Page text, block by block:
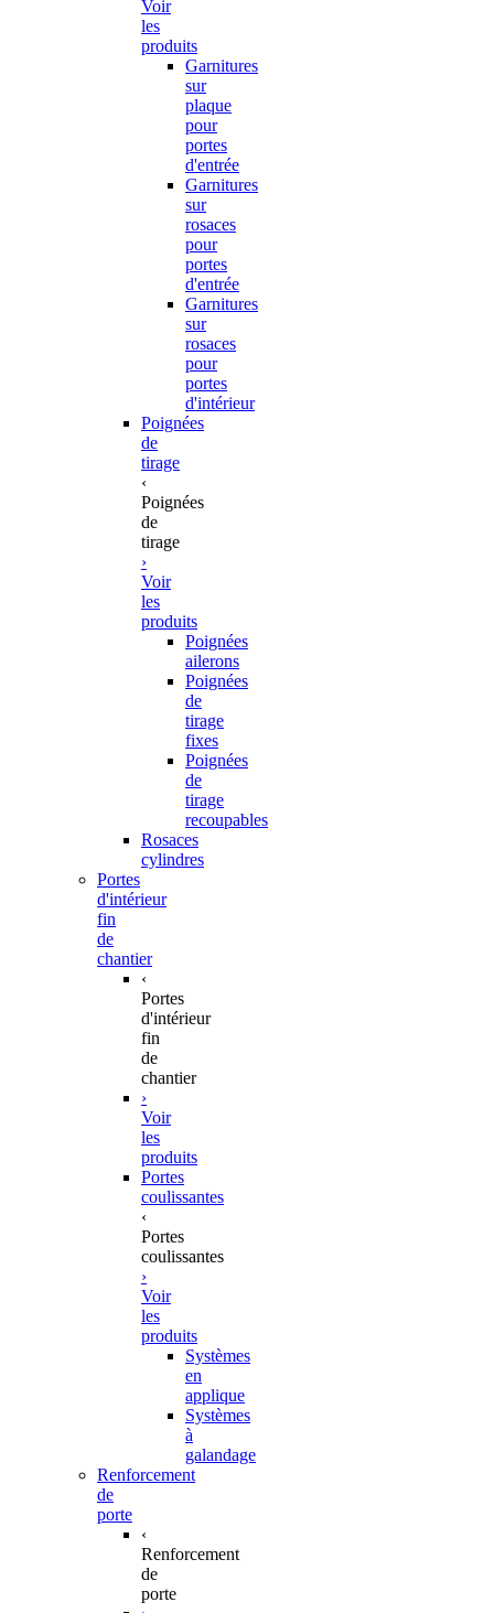
Voir
les
produits
Garnitures
sur
plaque
pour
portes
d'entrée
Garnitures
sur
rosaces
pour
portes
d'entrée
Garnitures
sur
rosaces
pour
portes
d'intérieur
Poignées
de
tirage
‹
Poignées
de
tirage
›
Voir
les
produits
Poignées
ailerons
Poignées
de
tirage
fixes
Poignées
de
tirage
recoupables
Rosaces
cylindres
Portes
d'intérieur
fin
de
chantier
‹
Portes
d'intérieur
fin
de
chantier
›
Voir
les
produits
Portes
coulissantes
‹
Portes
coulissantes
›
Voir
les
produits
Systèmes
en
applique
Systèmes
à
galandage
Renforcement
de
porte
‹
Renforcement
de
porte